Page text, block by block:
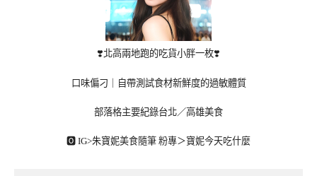
❣️北高兩地跑的吃貨小胖一枚❣️
口味偏刁｜自帶測試食材新鮮度的過敏體質
部落格主要紀錄台北／高雄美食
🅾 IG>朱寶妮美食隨筆 粉專＞寶妮今天吃什麼